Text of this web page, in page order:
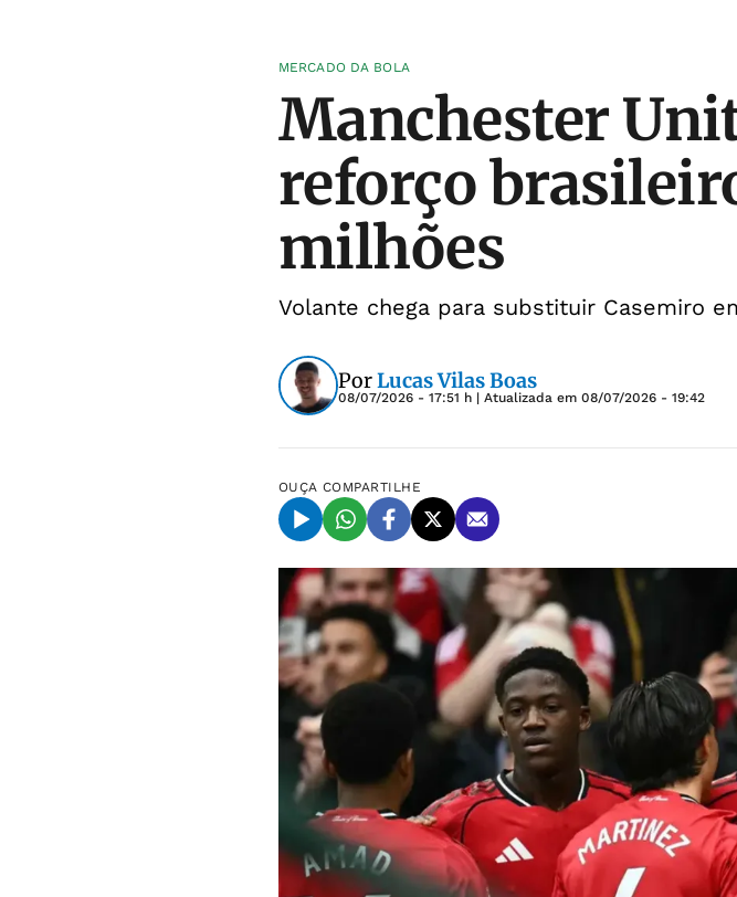
MERCADO DA BOLA
Manchester
reforço
milhões
Volante chega para substituir Casemiro
PorLucas Vilas Boas
08/07/2026 - 17:51 h | Atualizada em 08/07/2026 - 19:42
OUÇA COMPARTILHE